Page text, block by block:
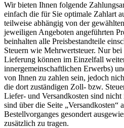
Wir bieten Ihnen folgende
einfach die für Sie optimale Zahlart
teilweise abhängig von der
jeweiligen Angeboten angeführten
beinhalten alle Preisbestandteile
Steuern wie Mehrwertsteuer. Nur bei
Lieferung können im Einzelfall
innergemeinschaftlichen Erwerbs)
von Ihnen zu zahlen sein, jedoch
die dort zuständigen Zoll- bzw.
Liefer- und Versandkosten sind
sind über die Seite „Versandkosten“
Bestellvorganges gesondert
zusätzlich zu tragen.